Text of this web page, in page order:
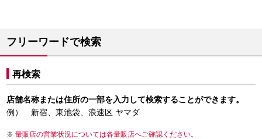
フリーワードで検索
再検索
店舗名称または住所の一部を入力して検索することができます。
例） 新宿、東池袋、浪速区 ヤマダ
量販店の営業状況については各量販店へご確認ください。